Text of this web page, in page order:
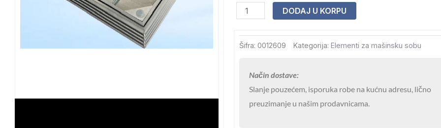
Šaht
poklopac
Nero
700x700
DODAJ U KORPU
Šifra: 0012609 Kategorija: Elementi za mašinsku sobu
Način dostave:
Slanje pouzećem, isporuka robe na kućnu adresu, lično
preuzimanje u našim prodavnicama.